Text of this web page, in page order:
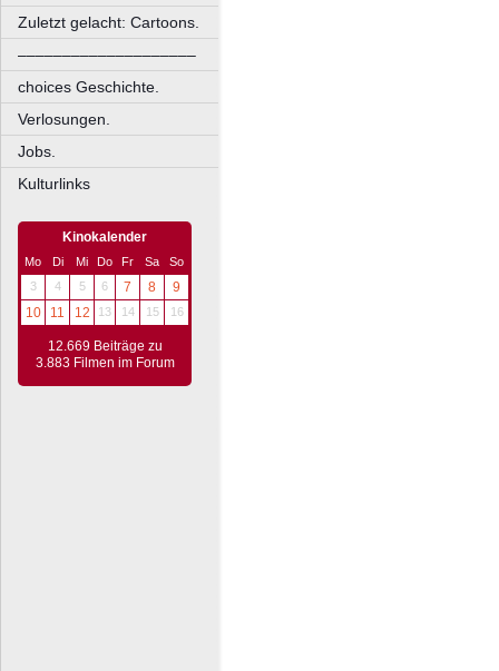
Zuletzt gelacht: Cartoons.
––––––––––––––––––––
choices Geschichte.
Verlosungen.
Jobs.
Kulturlinks
Kinokalender
Mo Di Mi Do Fr Sa
So
3
4 5 6 7 8
9
10
11 12 13 14 15 16
12.669 Beiträge zu
3.883 Filmen im Forum